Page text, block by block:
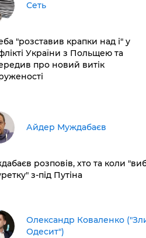
Сеть
"розставив крапки над і" у
України з Польщею та
про новий витік
Айдер Муждабаєв
розповів, хто та коли
з-під Путіна
Олександр Коваленко
Одесит")